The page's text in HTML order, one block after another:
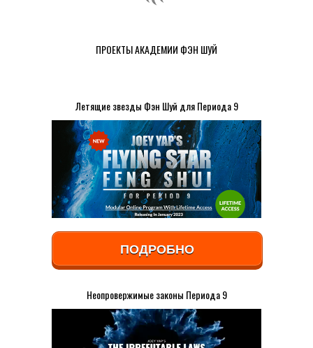
ПРОЕКТЫ АКАДЕМИИ ФЭН ШУЙ
Летящие звезды Фэн Шуй для Периода 9
ПОДРОБНО
Неопровержимые законы Периода 9